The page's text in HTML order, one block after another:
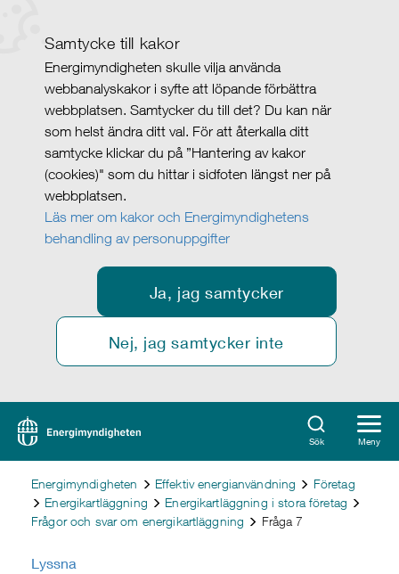
Samtycke till kakor
Energimyndigheten skulle vilja använda
webbanalyskakor i syfte att löpande förbättra
webbplatsen. Samtycker du till det? Du kan när
som helst ändra ditt val. För att återkalla ditt
samtycke klickar du på ”Hantering av kakor
(cookies)" som du hittar i sidfoten längst ner på
webbplatsen.
Läs mer om kakor och Energimyndighetens
behandling av personuppgifter
Ja, jag samtycker
Nej, jag samtycker inte
Sök Meny
Energimyndigheten Effektiv energianvändning
Företag
Energikartläggning
Energikartläggning i stora företag
Frågor och svar om energikartläggning
Fråga 7
Lyssna